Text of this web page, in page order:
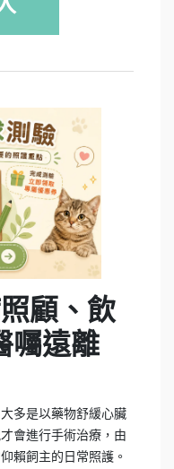
顧、飲
囑遠離
多是以藥物舒緩心臟
會進行手術治療，由
賴飼主的日常照護。